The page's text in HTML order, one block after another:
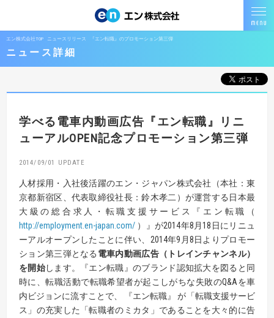
エン株式会社TOP ニュースリリース 『エン転職』のプロモーション第三弾
ニュース詳細
学べる電車内動画広告『エン転職』リニ
ューアルOPEN記念プロモーション第三弾
2014/09/01
人材採用・入社後活躍のエン・ジャパン株式会社（本社：東
京都新宿区、代表取締役社長：鈴木孝二）が運営する日本最
大級の総合求人・転職支援サービス『エン転職（
http://employment.en-japan.com/ ）』が2014年8月18日にリニュ
ーアルオープンしたことに伴い、2014年9月8日よりプロモー
ション第三弾となる 電車内動画広告（トレインチャンネル）
を開始します。『エン転職』のブランド認知拡大を図ると同
時に、転職活動で転職希望者が起こしがちな失敗のQ&Aを車
内ビジョンに流すことで、 『エン転職』 が「転職支援サービ
ス」の充実した「転職者のミカタ」であることを大々的に告